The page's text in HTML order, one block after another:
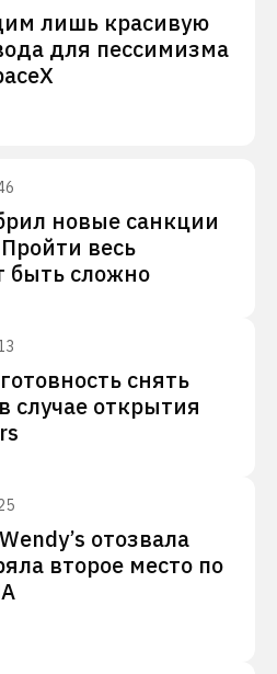
лишь красивую
для пессимизма
новые санкции
весь
быть сложно
снять
случае открытия
отозвала
второе место по